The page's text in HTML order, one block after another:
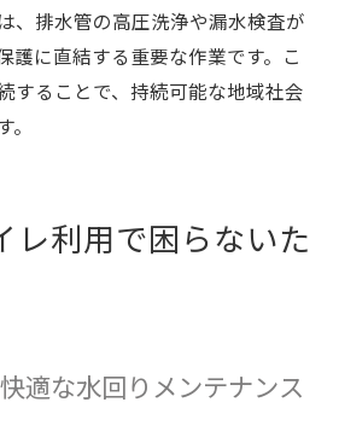
、排水管の高圧洗浄や漏水検査が
護に直結する重要な作業です。こ
することで、持続可能な地域社会
レ利用で困らないた
適な水回りメンテナンス